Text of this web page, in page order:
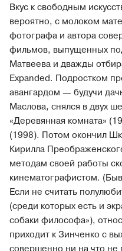
Вкус к свободным
вероятно, с молоком
фотографа и автора
фильмов, выпущенных
Матвеева и дважды
Expanded. Подростком
авангардом — будучи
Маслова, снялся в двух
«Деревянная комната»
(1998). Потом окончил
Кирилла
методам своей работы
кинематографистом.
Если не считать
(среди которых есть и
собаки философа»),
приходит к Зинченко с